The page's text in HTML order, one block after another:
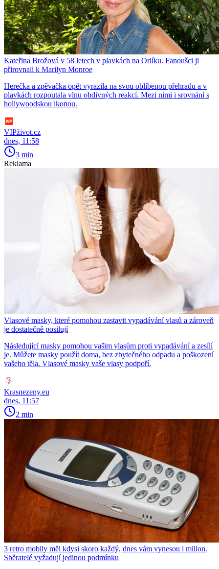
Kateřina Brožová v 58 letech v plavkách na Orlíku. Fanoušci ji
přirovnali k Marilyn Monroe
Herečka a zpěvačka opět vyrazila na svou oblíbenou přehradu a v
plavkách rozpoutala vlnu obdivných reakcí. Mezi nimi i srovnání s
hollywoodskou ikonou.
VIPživot.cz
dnes, 11:58
3 min
Reklama
Vlasové masky, které pomohou zastavit vypadávání vlasů a zároveň
je dostatečně posilují
Následující masky pomohou vašim vlasům proti vypadávání a zesílí
je. Můžete masky použít doma, bez zbytečného odpadu a poškození
vašeho těla. Vlasové masky vaše vlasy podpoří.
Krasnezeny.eu
dnes, 11:57
2 min
3 retro mobily měl kdysi skoro každý, dnes vám vynesou i milion.
Sběratelé vyžadují jedinou podmínku